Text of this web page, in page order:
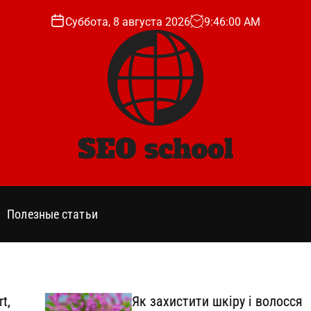
Суббота, 8 августа 2026 9:46:01 AM
o
c
o
Полезные статьи
Як захистити шкіру і волосся